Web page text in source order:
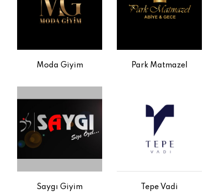
Moda Giyim Park Matmazel
Saygı Giyim Tepe Vadi